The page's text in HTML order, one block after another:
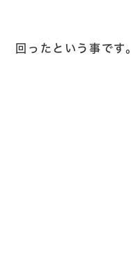
回ったという事です。